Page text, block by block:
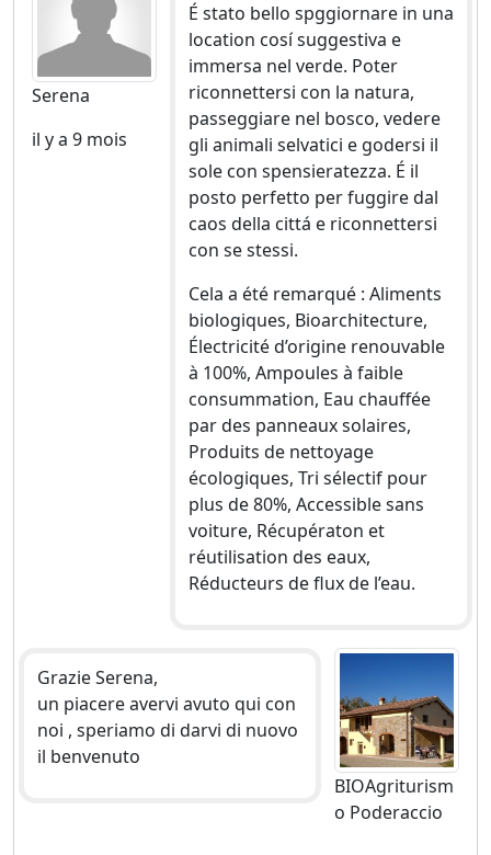
Serena
il y a 9 mois
É stato bello spggiornare in una
location cosí suggestiva e
immersa nel verde. Poter
riconnettersi con la natura,
passeggiare nel bosco, vedere
gli animali selvatici e godersi il
sole con spensieratezza. É il
posto perfetto per fuggire dal
caos della cittá e riconnettersi
con se stessi.
Cela a été remarqué : Aliments
biologiques, Bioarchitecture,
Électricité d’origine renouvable
à 100%, Ampoules à faible
consummation, Eau chauffée
par des panneaux solaires,
Produits de nettoyage
écologiques, Tri sélectif pour
plus de 80%, Accessible sans
voiture, Récupératon et
réutilisation des eaux,
Réducteurs de flux de l’eau.
Grazie Serena,
un piacere avervi avuto qui con
noi , speriamo di darvi di nuovo
il benvenuto
BIOAgriturism
o Poderaccio